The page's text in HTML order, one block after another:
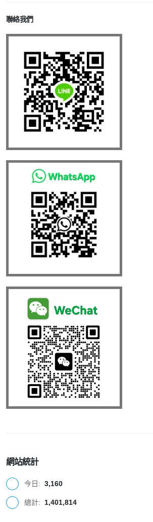
聯絡我們
網站統計
今日: 3,160
總計: 1,401,814